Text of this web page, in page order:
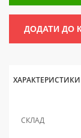
ДОДАТИ ДО
ХАРАКТЕРИСТИКИ
СКЛАД